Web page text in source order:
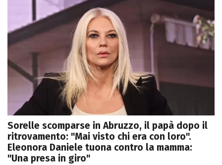
Sorelle scomparse in Abruzzo, il papà dopo il
ritrovamento: "Mai visto chi era con loro".
Eleonora Daniele tuona contro la mamma:
"Una presa in giro"